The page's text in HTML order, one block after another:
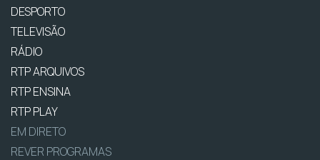
DESPORTO
TELEVISÃO
RÁDIO
RTP ARQUIVOS
RTP ENSINA
RTP PLAY
EM DIRETO
REVER PROGRAMAS